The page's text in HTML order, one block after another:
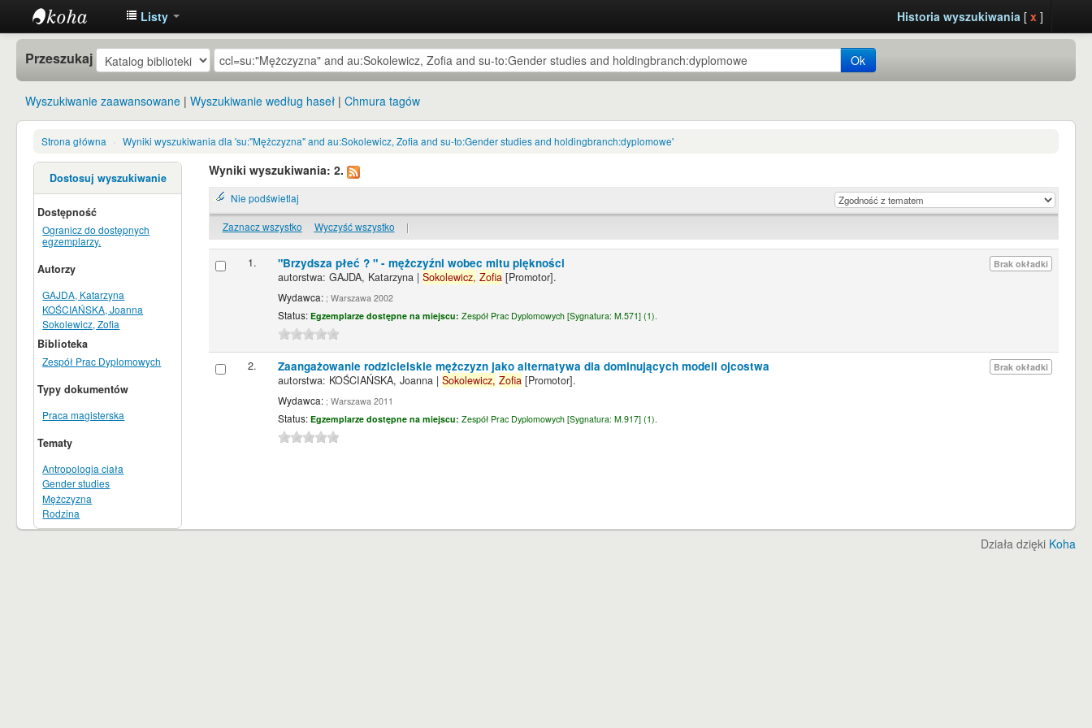
Instytut
Etnologii i
Antropologii
Kulturowej
UW
Listy Historia wyszukiwania[ x ]
Przeszukaj Ok
Wyszukiwanie zaawansowane Wyszukiwanie według haseł Chmura tagów
Strona główna › Wyniki wyszukiwania dla 'su:"Mężczyzna" and au:Sokolewicz, Zofia and su-to:Gender studies and holdingbranch:dyplomowe'
Dostosuj wyszukiwanie
Dostępność
Ogranicz do dostępnych
egzemplarzy.
Autorzy
GAJDA, Katarzyna
KOŚCIAŃSKA, Joanna
Sokolewicz, Zofia
Biblioteka
Zespół Prac Dyplomowych
Typy dokumentów
Praca magisterska
Tematy
Antropologia ciała
Gender studies
Mężczyzna
Rodzina
Wyniki wyszukiwania: 2.
Nie podświetlaj
Zaznacz wszystko Wyczyść wszystko |
1. Brak okładki
"Brzydsza płeć ? " - mężczyźni wobec mitu piękności
autorstwa: GAJDA, Katarzyna| Sokolewicz, Zofia[Promotor].
Wydawca: ; Warszawa 2002
Status: Egzemplarze dostępne na miejscu: Zespół Prac Dyplomowych [Sygnatura: M.571] (1).
2. Brak okładki
Zaangażowanie rodzicielskie mężczyzn jako alternatywa dla dominujących modeli ojcostwa
autorstwa: KOŚCIAŃSKA, Joanna| Sokolewicz, Zofia[Promotor].
Wydawca: ; Warszawa 2011
Status: Egzemplarze dostępne na miejscu: Zespół Prac Dyplomowych [Sygnatura: M.917] (1).
Działa dzięki Koha